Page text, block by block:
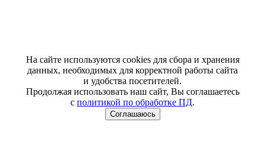
На сайте используются cookies для сбора и хранения
данных, необходимых для корректной работы сайта
и удобства посетителей.
Продолжая использовать наш сайт, Вы соглашаетесь
с политикой по обработке ПД.
Соглашаюсь